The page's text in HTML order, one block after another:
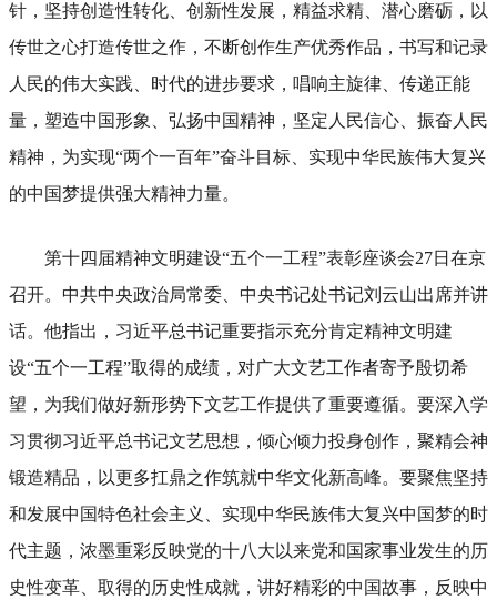
针，坚持创造性转化、创新性发展，精益求精、潜心磨砺，以
传世之心打造传世之作，不断创作生产优秀作品，书写和记录
人民的伟大实践、时代的进步要求，唱响主旋律、传递正能
量，塑造中国形象、弘扬中国精神，坚定人民信心、振奋人民
精神，为实现“两个一百年”奋斗目标、实现中华民族伟大复兴
的中国梦提供强大精神力量。
第十四届精神文明建设“五个一工程”表彰座谈会27日在京
召开。中共中央政治局常委、中央书记处书记刘云山出席并讲
话。他指出，习近平总书记重要指示充分肯定精神文明建
设“五个一工程”取得的成绩，对广大文艺工作者寄予殷切希
望，为我们做好新形势下文艺工作提供了重要遵循。要深入学
习贯彻习近平总书记文艺思想，倾心倾力投身创作，聚精会神
锻造精品，以更多扛鼎之作筑就中华文化新高峰。要聚焦坚持
和发展中国特色社会主义、实现中华民族伟大复兴中国梦的时
代主题，浓墨重彩反映党的十八大以来党和国家事业发生的历
史性变革、取得的历史性成就，讲好精彩的中国故事，反映中